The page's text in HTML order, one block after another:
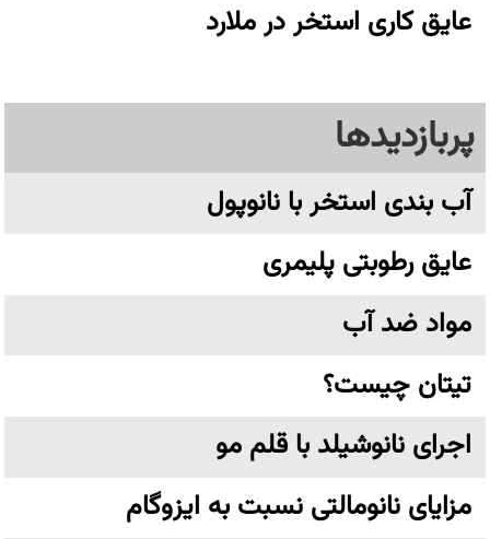
عایق کاری استخر در ملارد
پربازدیدها
آب بندی استخر با نانوپول
عایق رطوبتی پلیمری
مواد ضد آب
تیتان چیست؟
اجرای نانوشیلد با قلم مو
مزایای نانومالتی نسبت به ایزوگام